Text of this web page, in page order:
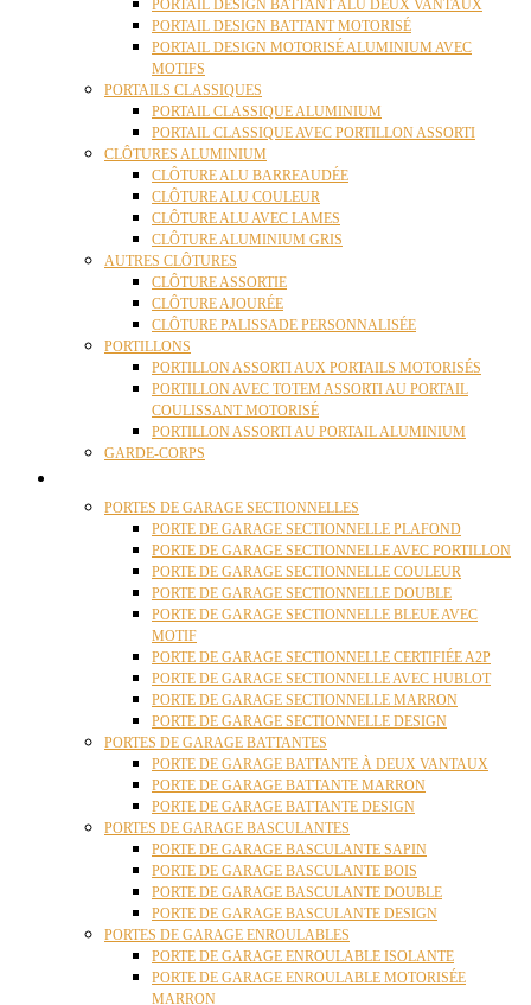
PORTAIL DESIGN BATTANT ALU DEUX VANTAUX
PORTAIL DESIGN BATTANT MOTORISÉ
PORTAIL DESIGN MOTORISÉ ALUMINIUM AVEC
MOTIFS
PORTAILS CLASSIQUES
PORTAIL CLASSIQUE ALUMINIUM
PORTAIL CLASSIQUE AVEC PORTILLON ASSORTI
CLÔTURES ALUMINIUM
CLÔTURE ALU BARREAUDÉE
CLÔTURE ALU COULEUR
CLÔTURE ALU AVEC LAMES
CLÔTURE ALUMINIUM GRIS
AUTRES CLÔTURES
CLÔTURE ASSORTIE
CLÔTURE AJOURÉE
CLÔTURE PALISSADE PERSONNALISÉE
PORTILLONS
PORTILLON ASSORTI AUX PORTAILS MOTORISÉS
PORTILLON AVEC TOTEM ASSORTI AU PORTAIL
COULISSANT MOTORISÉ
PORTILLON ASSORTI AU PORTAIL ALUMINIUM
GARDE-CORPS
PORTES DE GARAGE SECTIONNELLES
PORTE DE GARAGE SECTIONNELLE PLAFOND
PORTE DE GARAGE SECTIONNELLE AVEC PORTILLON
PORTE DE GARAGE SECTIONNELLE COULEUR
PORTE DE GARAGE SECTIONNELLE DOUBLE
PORTE DE GARAGE SECTIONNELLE BLEUE AVEC
MOTIF
PORTE DE GARAGE SECTIONNELLE CERTIFIÉE A2P
PORTE DE GARAGE SECTIONNELLE AVEC HUBLOT
PORTE DE GARAGE SECTIONNELLE MARRON
PORTE DE GARAGE SECTIONNELLE DESIGN
PORTES DE GARAGE BATTANTES
PORTE DE GARAGE BATTANTE À DEUX VANTAUX
PORTE DE GARAGE BATTANTE MARRON
PORTE DE GARAGE BATTANTE DESIGN
PORTES DE GARAGE BASCULANTES
PORTE DE GARAGE BASCULANTE SAPIN
PORTE DE GARAGE BASCULANTE BOIS
PORTE DE GARAGE BASCULANTE DOUBLE
PORTE DE GARAGE BASCULANTE DESIGN
PORTES DE GARAGE ENROULABLES
PORTE DE GARAGE ENROULABLE ISOLANTE
PORTE DE GARAGE ENROULABLE MOTORISÉE
MARRON